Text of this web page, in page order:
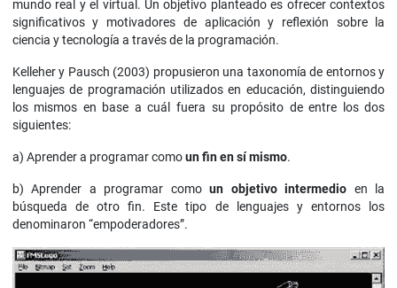
mundo real y el virtual. Un objetivo planteado es ofrecer contextos
significativos y motivadores de aplicación y reflexión sobre la
ciencia y tecnología a través de la programación.
Kelleher y Pausch (2003) propusieron una taxonomía de entornos y
lenguajes de programación utilizados en educación, distinguiendo
los mismos en base a cuál fuera su propósito de entre los dos
siguientes:
a) Aprender a programar comoun fin en sí mismo.
b) Aprender a programar comoun objetivo intermedio en la
búsqueda de otro fin. Este tipo de lenguajes y entornos los
denominaron “empoderadores”.